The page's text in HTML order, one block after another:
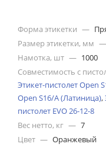
Форма этикетки —
Размер этикетки, мм —
Намотка, шт — 1000
Совместимость с
Этикет-пистолет Open
Open S16/А (Латиница),
пистолет EVO 26-12-8
Вес нетто, кг — 7
Цвет — Оранжевый